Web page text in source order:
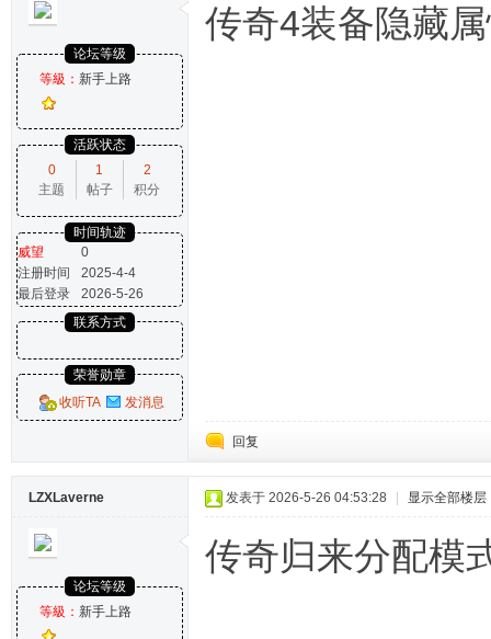
论坛等级
等級： 新手上路
活跃状态
0
主题
1
帖子
2
积分
时间轨迹
威望
0
注册时间
2025-4-4
最后登录
2026-5-26
联系方式
荣誉勋章
收听TA
发消息
传奇4装备隐藏
回复
LZXLaverne
论坛等级
等級： 新手上路
发表于 2026-5-26 04:53:28 显示全部楼层
传奇归来分配模